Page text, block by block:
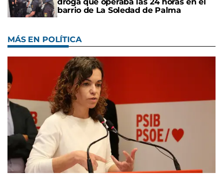
droga que operaba las 24 horas en el
barrio de La Soledad de Palma
MÁS EN POLÍTICA